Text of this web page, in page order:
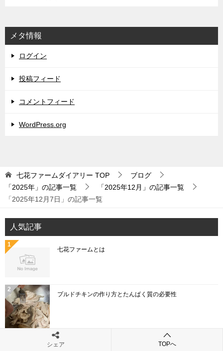
メタ情報
ログイン
投稿フィード
コメントフィード
WordPress.org
七花ファームダイアリー TOP
ブログ
「2025年」の記事一覧
「2025年12月」の記事一覧
「2025年12月7日」の記事一覧
人気記事
七花ファームとは
プルドチキンの作り方とたんぱく質の必要性
「こねぎ」と「あさつき」と「わけぎ」と「ひともじ」
の違いとは
シェア TOPへ